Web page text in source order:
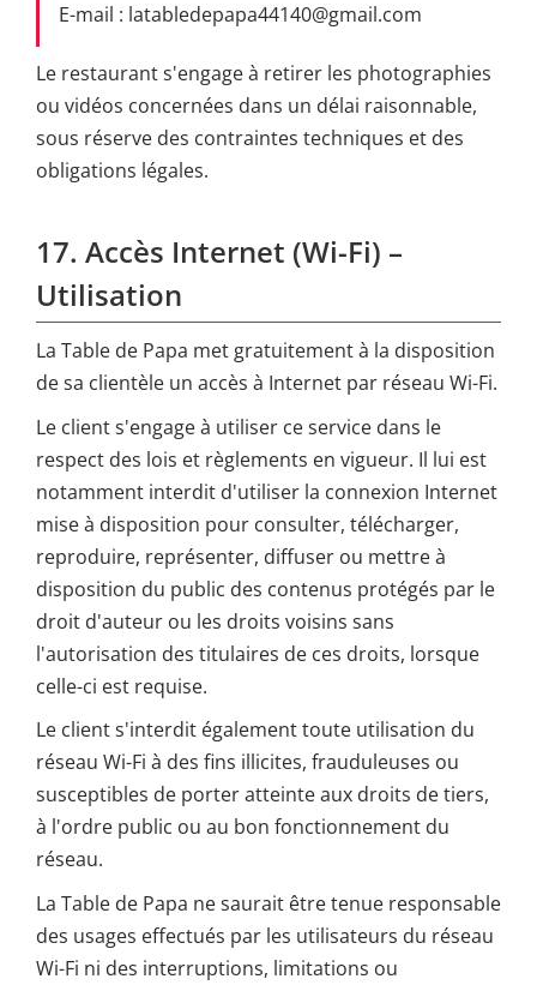
E-mail : latabledepapa44140@gmail.com
Le restaurant s'engage à retirer les photographies
ou vidéos concernées dans un délai raisonnable,
sous réserve des contraintes techniques et des
obligations légales.
17. Accès Internet (Wi-Fi) –
Utilisation
La Table de Papa met gratuitement à la disposition
de sa clientèle un accès à Internet par réseau Wi-Fi.
Le client s'engage à utiliser ce service dans le
respect des lois et règlements en vigueur. Il lui est
notamment interdit d'utiliser la connexion Internet
mise à disposition pour consulter, télécharger,
reproduire, représenter, diffuser ou mettre à
disposition du public des contenus protégés par le
droit d'auteur ou les droits voisins sans
l'autorisation des titulaires de ces droits, lorsque
celle-ci est requise.
Le client s'interdit également toute utilisation du
réseau Wi-Fi à des fins illicites, frauduleuses ou
susceptibles de porter atteinte aux droits de tiers,
à l'ordre public ou au bon fonctionnement du
réseau.
La Table de Papa ne saurait être tenue responsable
des usages effectués par les utilisateurs du réseau
Wi-Fi ni des interruptions, limitations ou